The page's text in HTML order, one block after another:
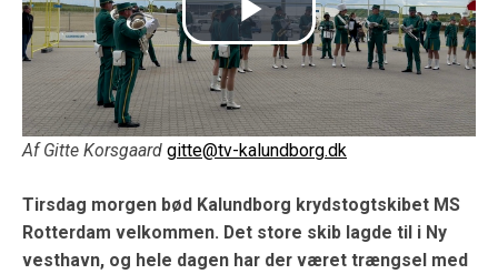
Af Gitte Korsgaard gitte@tv-kalundborg.dk
Tirsdag morgen bød Kalundborg krydstogtskibet MS
Rotterdam velkommen. Det store skib lagde til i Ny
vesthavn, og hele dagen har der været trængsel med